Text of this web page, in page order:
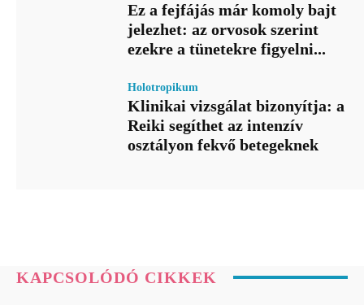
Ez a fejfájás már komoly bajt
jelezhet: az orvosok szerint
ezekre a tünetekre figyelni...
Holotropikum
Klinikai vizsgálat bizonyítja: a
Reiki segíthet az intenzív
osztályon fekvő betegeknek
KAPCSOLÓDÓ CIKKEK